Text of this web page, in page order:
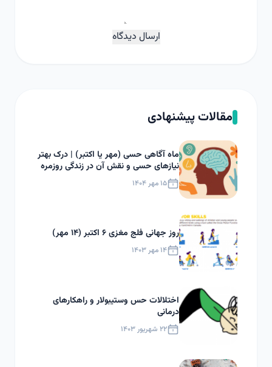
ارسال دیدگاه
مقالات پیشنهادی
ماه آگاهی حسی (مهر یا اکتبر) | درک بهتر
نیازهای حسی و نقش آن در زندگی روزمره
۱۵ مهر ۱۴۰۴
روز جهانی فلج مغزی ۶ اکتبر (۱۴ مهر)
۱۴ مهر ۱۴۰۳
اختلالات حس وستیبولار و راهکارهای
درمانی
۲۲ شهریور ۱۴۰۳